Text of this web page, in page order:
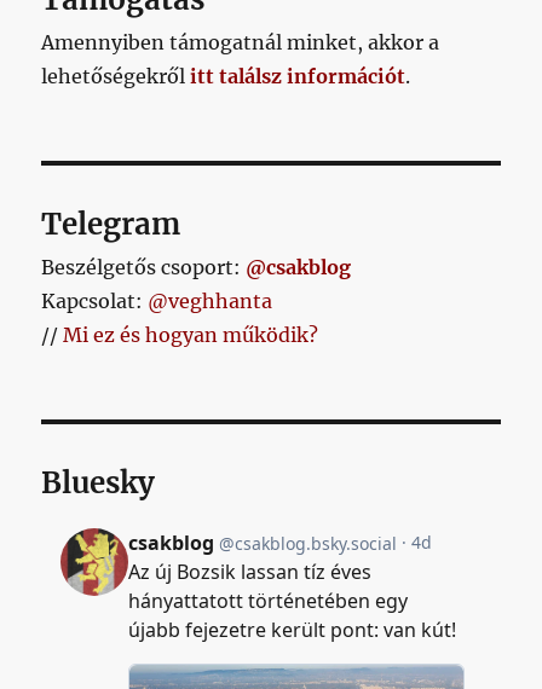
Nebojsa
nem
elolvasni
mezen
akkor
megmondja,
mégis
kik
vannak
Amennyiben támogatnál minket, akkor a
lehetőségekrőlitt találsz információt.
Telegram
Beszélgetős csoport: @csakblog
Kapcsolat: @veghhanta
//Mi ez és hogyan működik?
Bluesky